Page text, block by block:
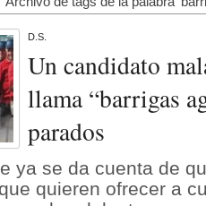
D.S.
Un candidato
llama “barrigas
parados
ya se da cuenta de
quieren ofrecer a